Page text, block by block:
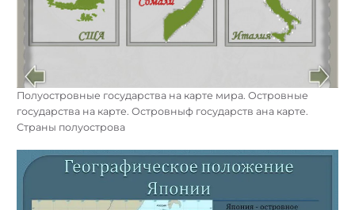
Полуостровные государства на карте мира. Островные
государства на карте. Островныф государств ана карте.
Страны полуострова